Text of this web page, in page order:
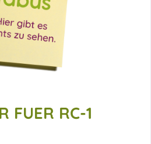
FUER RC-1